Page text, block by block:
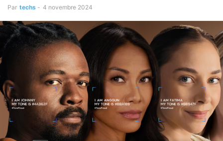
Par techs - 4 novembre 2024